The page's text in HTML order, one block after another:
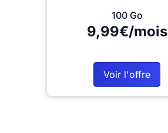
100 Go
9,99€/mois
Voir l'offre